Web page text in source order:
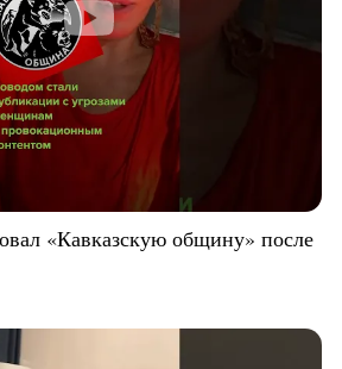
«Кавказскую общину» после